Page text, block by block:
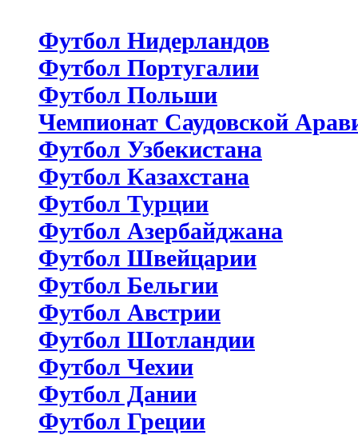
Футбол Нидерландов
Футбол Португалии
Футбол Польши
Чемпионат Саудовской
Футбол Узбекистана
Футбол Казахстана
Футбол Турции
Футбол Азербайджана
Футбол Швейцарии
Футбол Бельгии
Футбол Австрии
Футбол Шотландии
Футбол Чехии
Футбол Дании
Футбол Греции